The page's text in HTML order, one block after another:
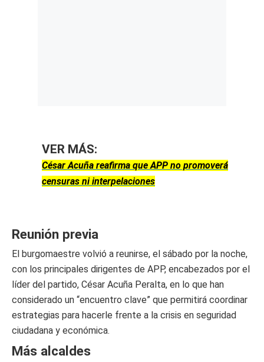
VER MÁS:
César Acuña reafirma que APP no promoverá
censuras ni interpelaciones
Reunión previa
El burgomaestre volvió a reunirse, el sábado por la noche,
con los principales dirigentes de APP, encabezados por el
líder del partido, César Acuña Peralta, en lo que han
considerado un “encuentro clave” que permitirá coordinar
estrategias para hacerle frente a la crisis en seguridad
ciudadana y económica.
Más alcaldes